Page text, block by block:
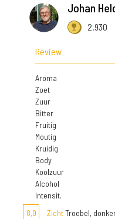
Johan
2.930
Review
Aroma
Zoet
Zuur
Bitter
Fruitig
Moutig
Kruidig
Body
Koolzuur
Alcohol
Intensit.
8,0
ZichtTroebel,